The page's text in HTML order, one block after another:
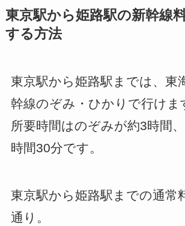
東京駅から姫路駅の新幹線
する方法
東京駅から姫路駅までは、東
幹線のぞみ・ひかりで行けま
所要時間はのぞみが約3時間
時間30分です。
東京駅から姫路駅までの通常
通り。